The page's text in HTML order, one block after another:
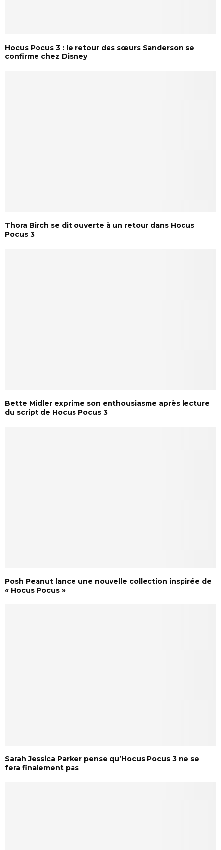
Hocus Pocus 3 : le retour des sœurs Sanderson se
confirme chez Disney
Thora Birch se dit ouverte à un retour dans Hocus
Pocus 3
Bette Midler exprime son enthousiasme après lecture
du script de Hocus Pocus 3
Posh Peanut lance une nouvelle collection inspirée de
« Hocus Pocus »
Sarah Jessica Parker pense qu’Hocus Pocus 3 ne se
fera finalement pas